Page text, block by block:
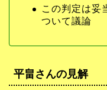
この判定は妥
ついて議論
平畠さんの見解